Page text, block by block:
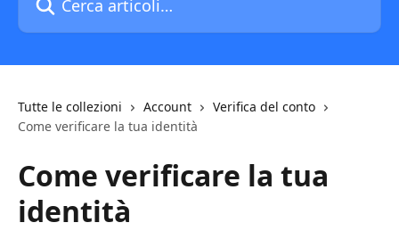
Tutte le collezioni Account
Verifica del conto
Come verificare la tua identità
Come verificare la tua
identità